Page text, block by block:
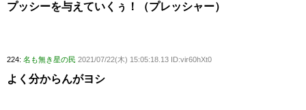
プッシーを与えていくぅ！（プレッシャー）
224: 名も無き星の民 2021/07/22(木) 15:05:18.13 ID:vir60hXt0
よく分からんがヨシ